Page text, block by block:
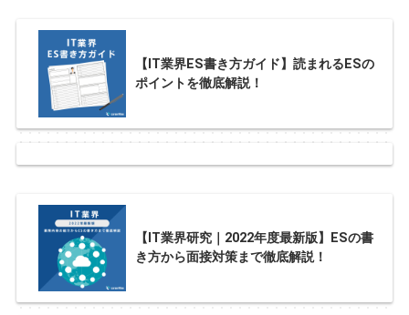
【IT業界ES書き方ガイド】読まれるESの
ポイントを徹底解説！
【IT業界研究｜2022年度最新版】ESの書
き方から面接対策まで徹底解説！